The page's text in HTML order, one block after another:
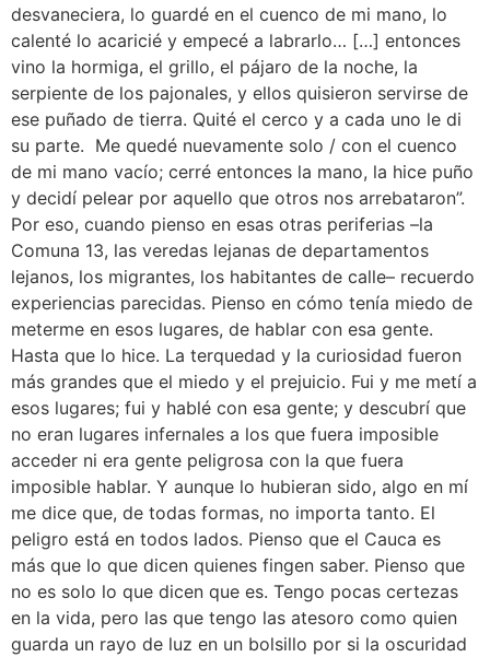
desvaneciera, lo guardé en el cuenco de mi mano, lo
calenté lo acaricié y empecé a labrarlo… […] entonces
vino la hormiga, el grillo, el pájaro de la noche, la
serpiente de los pajonales, y ellos quisieron servirse de
ese puñado de tierra. Quité el cerco y a cada uno le di
su parte. Me quedé nuevamente solo / con el cuenco
de mi mano vacío; cerré entonces la mano, la hice puño
y decidí pelear por aquello que otros nos arrebataron”.
Por eso, cuando pienso en esas otras periferias –la
Comuna 13, las veredas lejanas de departamentos
lejanos, los migrantes, los habitantes de calle– recuerdo
experiencias parecidas. Pienso en cómo tenía miedo de
meterme en esos lugares, de hablar con esa gente.
Hasta que lo hice. La terquedad y la curiosidad fueron
más grandes que el miedo y el prejuicio. Fui y me metí a
esos lugares; fui y hablé con esa gente; y descubrí que
no eran lugares infernales a los que fuera imposible
acceder ni era gente peligrosa con la que fuera
imposible hablar. Y aunque lo hubieran sido, algo en mí
me dice que, de todas formas, no importa tanto. El
peligro está en todos lados. Pienso que el Cauca es
más que lo que dicen quienes fingen saber. Pienso que
no es solo lo que dicen que es. Tengo pocas certezas
en la vida, pero las que tengo las atesoro como quien
guarda un rayo de luz en un bolsillo por si la oscuridad